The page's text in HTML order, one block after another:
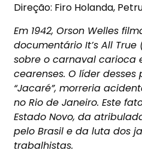
Direção: Firo Holanda,
Em 1942, Orson Welles
documentário It’s All True
sobre o carnaval carioca
cearenses. O líder desses
“Jacaré”, morreria
no Rio de Janeiro. Este
Estado Novo, da
pelo Brasil e da luta dos
trabalhistas.